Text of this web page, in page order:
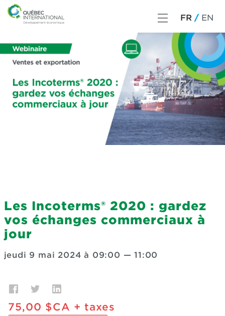
FR EN
Les Incoterms® 2020 : gardez
vos échanges commerciaux à
jour
jeudi 9 mai 2024 à 09:00 —11:00
75,00 $CA + taxes